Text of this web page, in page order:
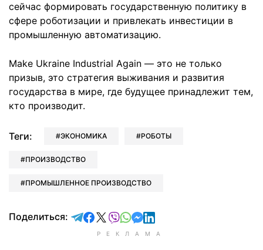
сейчас формировать государственную политику в
сфере роботизации и привлекать инвестиции в
промышленную автоматизацию.
Make Ukraine Industrial Again — это не только
призыв, это стратегия выживания и развития
государства в мире, где будущее принадлежит тем,
кто производит.
Теги: ЭКОНОМИКА РОБОТЫ
ПРОИЗВОДСТВО
ПРОМЫШЛЕННОЕ ПРОИЗВОДСТВО
Поделиться: отправить в Telegram
поделиться в Facebook
поделиться в X
отправить в Viber
отправить в Whatsapp
отправить в Messenger
отправить в LinkedIn